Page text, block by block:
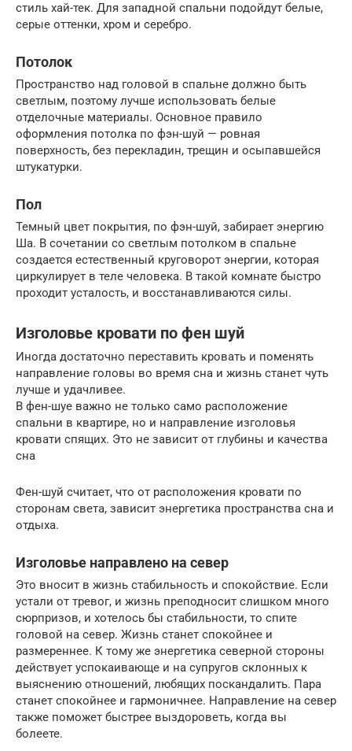
стиль хай-тек. Для западной спальни подойдут белые,
серые оттенки, хром и серебро.
Потолок
Пространство над головой в спальне должно быть
светлым, поэтому лучше использовать белые
отделочные материалы. Основное правило
оформления потолка по фэн-шуй — ровная
поверхность, без перекладин, трещин и осыпавшейся
штукатурки.
Пол
Темный цвет покрытия, по фэн-шуй, забирает энергию
Ша. В сочетании со светлым потолком в спальне
создается естественный круговорот энергии, которая
циркулирует в теле человека. В такой комнате быстро
проходит усталость, и восстанавливаются силы.
Изголовье кровати по фен шуй
Иногда достаточно переставить кровать и поменять
направление головы во время сна и жизнь станет чуть
лучше и удачливее.
В фен-шуе важно не только само расположение
спальни в квартире, но и направление изголовья
кровати спящих. Это не зависит от глубины и качества
сна
Фен-шуй считает, что от расположения кровати по
сторонам света, зависит энергетика пространства сна и
отдыха.
Изголовье направлено на север
Это вносит в жизнь стабильность и спокойствие. Если
устали от тревог, и жизнь преподносит слишком много
сюрпризов, и хотелось бы стабильности, то спите
головой на север. Жизнь станет спокойнее и
размереннее. К тому же энергетика северной стороны
действует успокаивающе и на супругов склонных к
выяснению отношений, любящих поскандалить. Пара
станет спокойнее и гармоничнее. Направление на север
также поможет быстрее выздороветь, когда вы
болеете.